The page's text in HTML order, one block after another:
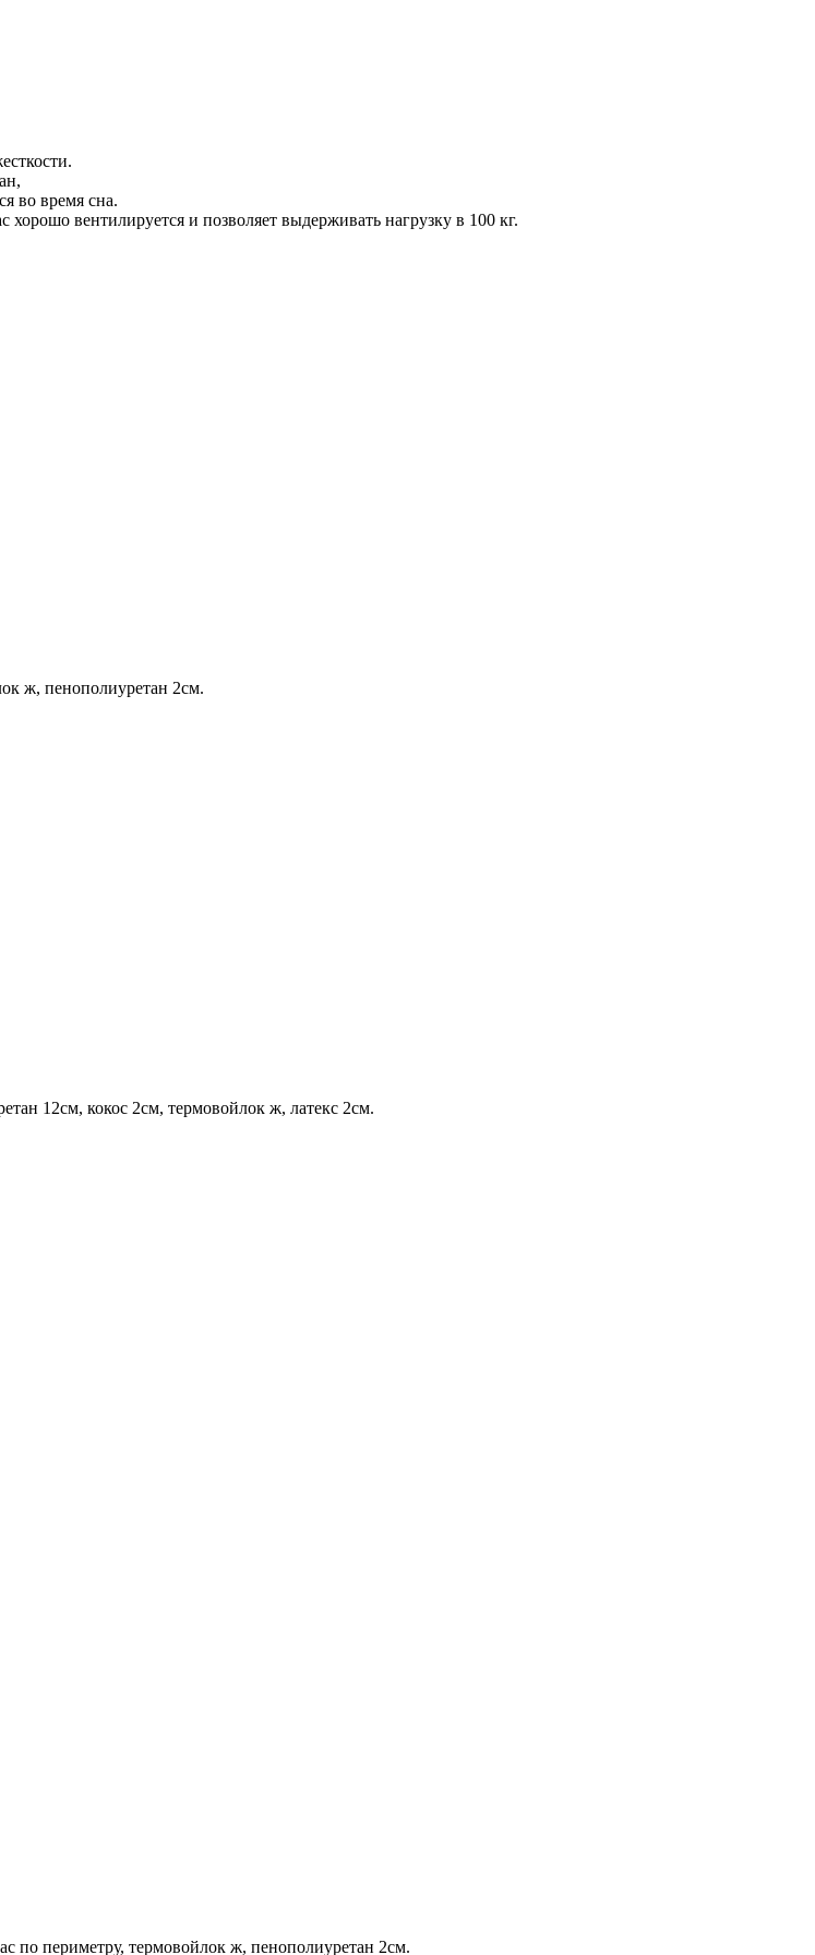
во время сна.
вентилируется и позволяет выдерживать нагрузку в 100 кг.
ж, пенополиуретан 2см.
12см, кокос 2см, термовойлок ж, латекс 2см.
по периметру, термовойлок ж, пенополиуретан 2см.